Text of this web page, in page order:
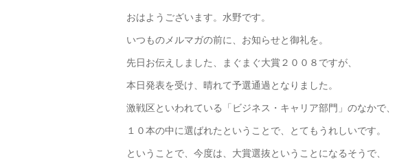
おはようございます。水野です。
いつものメルマガの前に、お知らせと御礼を。
先日お伝えしました、まぐまぐ大賞２００８ですが、
本日発表を受け、晴れて予選通過となりました。
激戦区といわれている「ビジネス・キャリア部門」のなかで、
１０本の中に選ばれたということで、とてもうれしいです。
ということで、今度は、大賞選抜ということになるそうで、